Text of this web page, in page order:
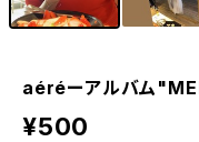
aéréーアルバム
¥500